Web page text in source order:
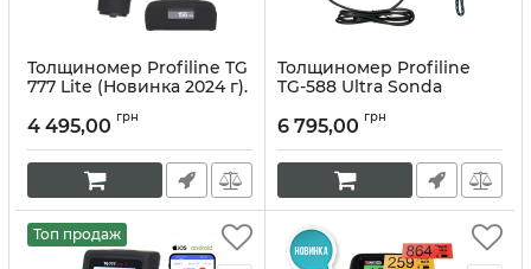
Толщиномер Profiline TG
777 Lite (Новинка 2024 г).
4 495,00 грн
Толщиномер Profiline
TG-588 Ultra Sonda
6 795,00 грн
Топ продаж